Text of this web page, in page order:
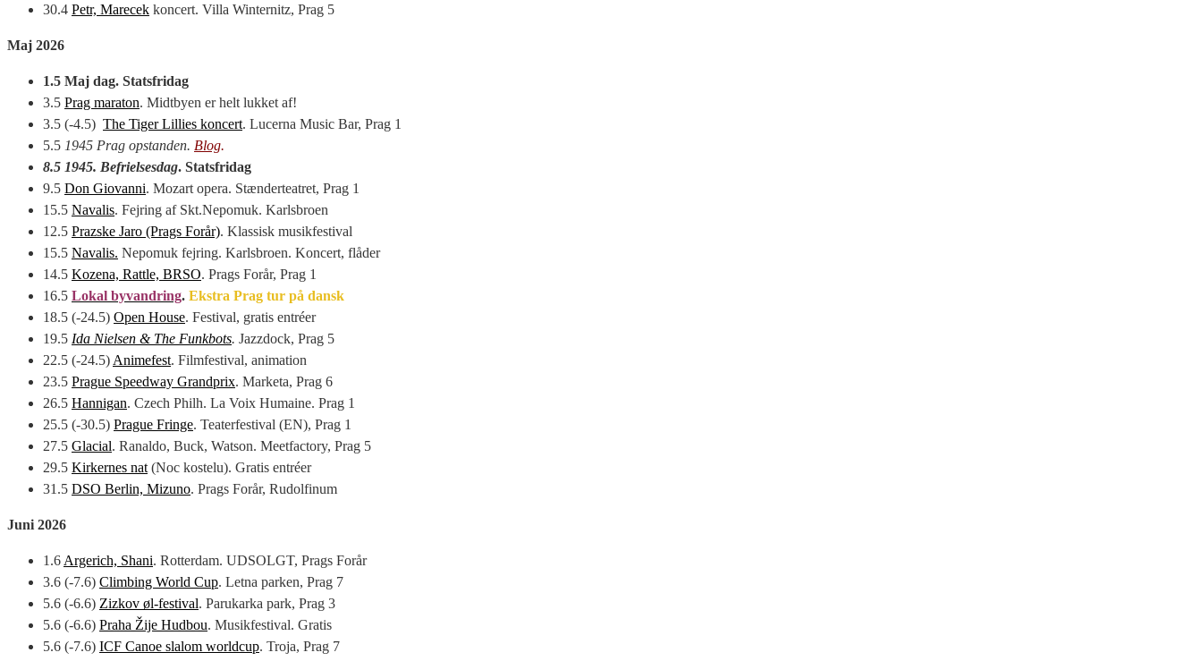
30.4 Petr, Marecek koncert. Villa Winternitz, Prag 5
Maj 2026
1.5 Maj dag. Statsfridag
3.5 Prag maraton. Midtbyen er helt lukket af!
3.5 (-4.5) The Tiger Lillies koncert. Lucerna Music Bar, Prag 1
5.5 1945 Prag opstanden. Blog.
8.5 1945. Befrielsesdag. Statsfridag
9.5 Don Giovanni. Mozart opera. Stænderteatret, Prag 1
15.5 Navalis. Fejring af Skt.Nepomuk. Karlsbroen
12.5 Prazske Jaro (Prags Forår). Klassisk musikfestival
15.5 Navalis. Nepomuk fejring. Karlsbroen. Koncert, flåder
14.5 Kozena, Rattle, BRSO. Prags Forår, Prag 1
16.5 Lokal byvandring. Ekstra Prag tur på dansk
18.5 (-24.5) Open House. Festival, gratis entréer
19.5 Ida Nielsen & The Funkbots. Jazzdock, Prag 5
22.5 (-24.5) Animefest. Filmfestival, animation
23.5 Prague Speedway Grandprix. Marketa, Prag 6
26.5 Hannigan. Czech Philh. La Voix Humaine. Prag 1
25.5 (-30.5) Prague Fringe. Teaterfestival (EN), Prag 1
27.5 Glacial. Ranaldo, Buck, Watson. Meetfactory, Prag 5
29.5 Kirkernes nat (Noc kostelu). Gratis entréer
31.5 DSO Berlin, Mizuno. Prags Forår, Rudolfinum
Juni 2026
1.6 Argerich, Shani. Rotterdam. UDSOLGT, Prags Forår
3.6 (-7.6) Climbing World Cup. Letna parken, Prag 7
5.6 (-6.6) Zizkov øl-festival. Parukarka park, Prag 3
5.6 (-6.6) Praha Žije Hudbou. Musikfestival. Gratis
5.6 (-7.6) ICF Canoe slalom worldcup. Troja, Prag 7